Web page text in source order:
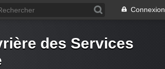
Connexion
des Services